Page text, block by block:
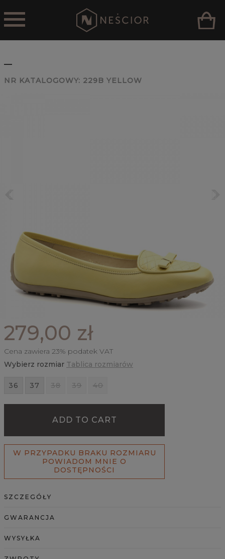
NR KATALOGOWY: 229B YELLOW
279,00 zł
Cena zawiera 23% podatek VAT
Wybierz rozmiar Tablica rozmiarów
36 37 38 39 40
ADD TO CART
W PRZYPADKU BRAKU ROZMIARU
POWIADOM MNIE O
DOSTĘPNOŚCI
SZCZEGÓŁY
GWARANCJA
WYSYŁKA